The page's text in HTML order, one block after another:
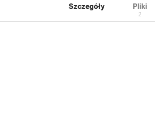
Szczegóły Pliki
2